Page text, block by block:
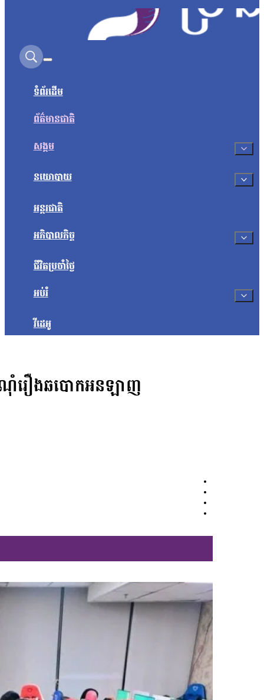
Search on this site
ទំព័រដើម
ព័ត៌មានជាតិ
សង្គម
នយោបាយ
អន្តរជាតិ
អភិបាលកិច្ច
ជីវិតប្រចាំថ្ងៃ
អប់រំ
វីដេអូ
ណុំរឿងឆបោកអនឡាញ